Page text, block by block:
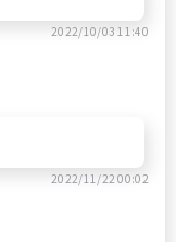
2022/10/03 11:40
2022/11/22 00:02